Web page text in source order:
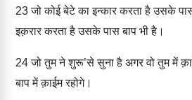
23जो कोई बेटे का इन्कार करता है उसके
इक़रार करता है उसके पास बाप भी है।
24जो तुम ने शुरू’से सुना है अगर वो तुम में
बाप में क़ाईम रहोगे।